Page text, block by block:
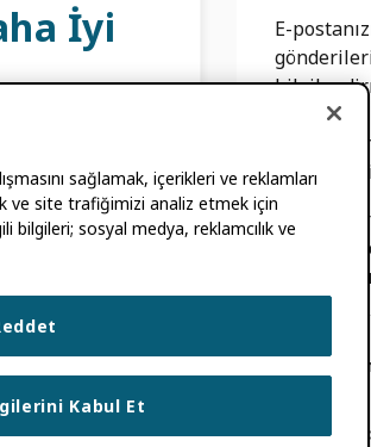
İyi
iletişimdeki
E-
bizim
fazla bilgi
izin
ORCID
sağlamak, içerikleri ve reklamları
ve site trafiğimizi analiz etmek için
bilgileri; sosyal medya, reklamcılık ve
Kabul Et